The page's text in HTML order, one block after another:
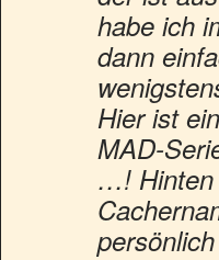
habe ich
dann
Hier ist
MAD-
…! Hinten